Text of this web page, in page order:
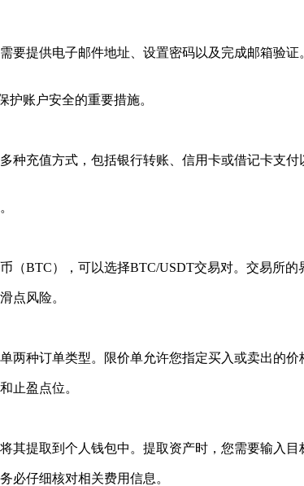
提供电子邮件地址、设置密码以及完成邮箱验
账户安全的重要措施。
种充值方式，包括银行转账、信用卡或借记卡支
BTC），可以选择BTC/USDT交易对。交易所的
点风险。
种订单类型。限价单允许您指定买入或卖出的价
止盈点位。
提取到个人钱包中。提取资产时，您需要输入目
必仔细核对相关费用信息。